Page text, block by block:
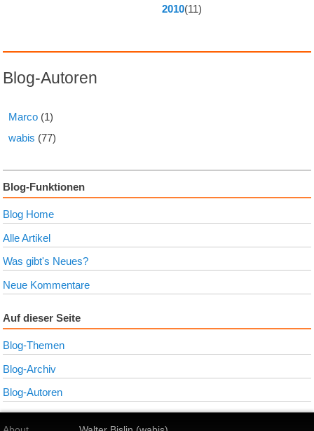
2010(11)
Blog-Autoren
Marco(1)
wabis (77)
Blog-Funktionen
Blog Home
Alle Artikel
Was gibt's Neues?
Neue Kommentare
Auf dieser Seite
Blog-Themen
Blog-Archiv
Blog-Autoren